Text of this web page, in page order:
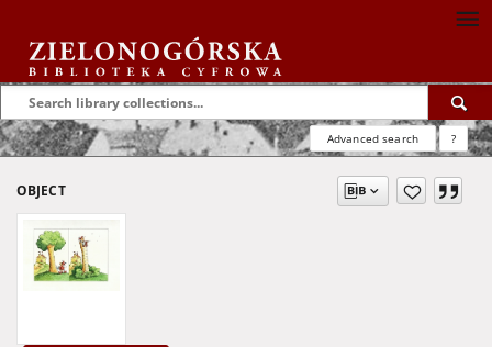
Advanced search ?
OBJECT